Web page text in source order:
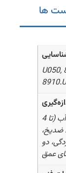
ها
دمای سطح جاده، ضخامت لایه آب (تا 4
ضدیخ،
دو
عمق